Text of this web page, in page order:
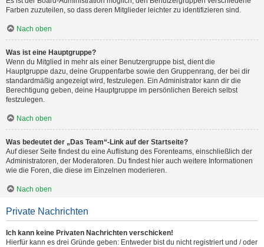
Farben zuzuteilen, so dass deren Mitglieder leichter zu identifizieren sind.
Nach oben
Was ist eine Hauptgruppe?
Wenn du Mitglied in mehr als einer Benutzergruppe bist, dient die
Hauptgruppe dazu, deine Gruppenfarbe sowie den Gruppenrang, der bei dir
standardmäßig angezeigt wird, festzulegen. Ein Administrator kann dir die
Berechtigung geben, deine Hauptgruppe im persönlichen Bereich selbst
festzulegen.
Nach oben
Was bedeutet der „Das Team“-Link auf der Startseite?
Auf dieser Seite findest du eine Auflistung des Forenteams, einschließlich der
Administratoren, der Moderatoren. Du findest hier auch weitere Informationen
wie die Foren, die diese im Einzelnen moderieren.
Nach oben
Private Nachrichten
Ich kann keine Privaten Nachrichten verschicken!
Hierfür kann es drei Gründe geben: Entweder bist du nicht registriert und / oder